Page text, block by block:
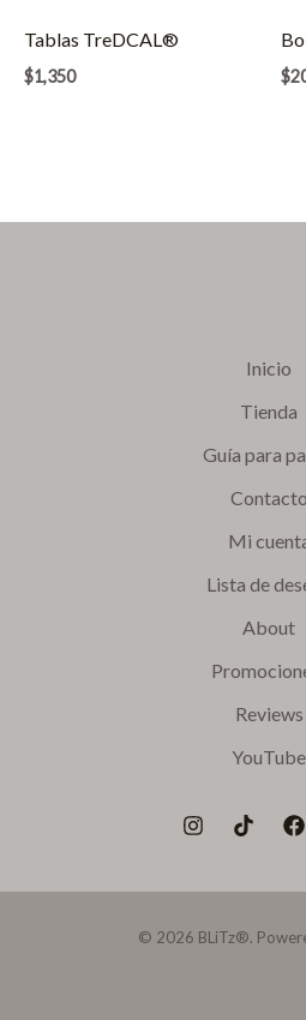
Tablas TreDCAL®
$1,350 $
Inicio
Tienda
Guía para
Contacto
Mi
Lista de
About
Reviews
YouTube
© 2026 BLiTz®.